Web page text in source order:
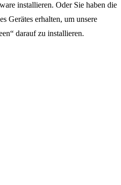
installieren. Oder Sie haben die
Gerätes erhalten, um unsere
darauf zu installieren.